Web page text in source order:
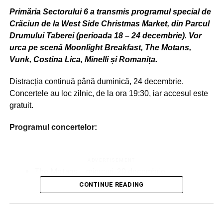
Primăria Sectorului 6 a transmis programul special de
Crăciun de la West Side Christmas Market, din Parcul
Drumului Taberei (perioada 18 – 24 decembrie). Vor
urca pe scenă Moonlight Breakfast, The Motans,
Vunk, Costina Lica, Minelli și Romanița.
Distracția continuă până duminică, 24 decembrie.
Concertele au loc zilnic, de la ora 19:30, iar accesul este
gratuit.
Programul concertelor:
Vunk – joi, 21 decembrie;
Costina Lica / Corul Universității București – vineri,
CONTINUE READING